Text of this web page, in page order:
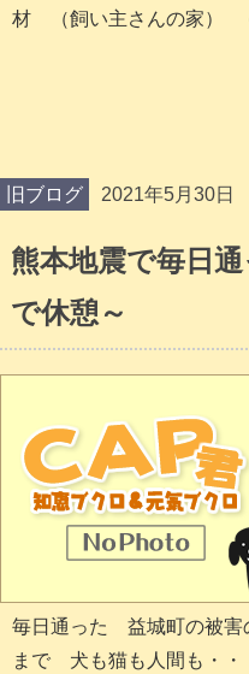
材 （飼い主さんの家）
旧ブログ 2021年5月30日
熊本地震で毎日
で休憩～
毎日通った 益城町の被
まで 犬も猫も人間も・